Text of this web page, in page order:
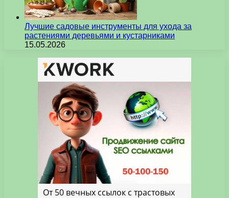
Лучшие садовые инструменты для ухода за
растениями деревьями и кустарниками
15.05.2026